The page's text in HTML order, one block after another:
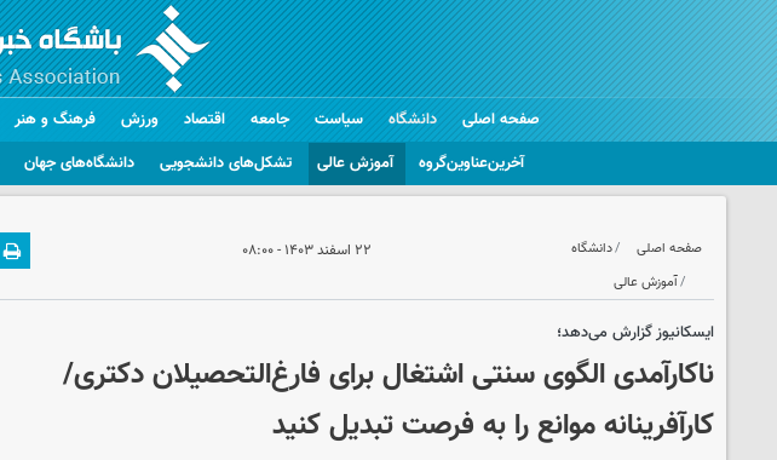
صفحه اصلی
دانشگاه
آخرین‌عناوین‌گروه
آموزش عالی تشکل‌های دانشجویی دانشگاه‌های جهان
سیاست جامعه اقتصاد ورزش فرهنگ و هنر
صفحه اصلی
دانشگاه
آموزش عالی
۲۲ اسفند ۱۴۰۳ - ۰۸:۰۰
ایسکانیوز گزارش می‌دهد؛
ناکارآمدی الگوی سنتی اشتغال برای فارغ‌التحصیلان دکتری/
کارآفرینانه موانع را به فرصت تبدیل کنید